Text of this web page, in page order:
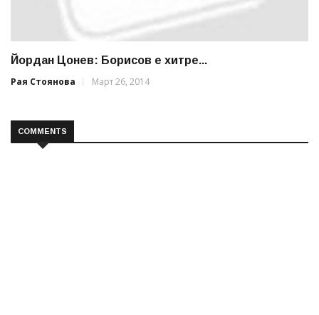
Йордан Цонев: Борисов е хитре...
Рая Стоянова
Март 26, 2014
COMMENTS